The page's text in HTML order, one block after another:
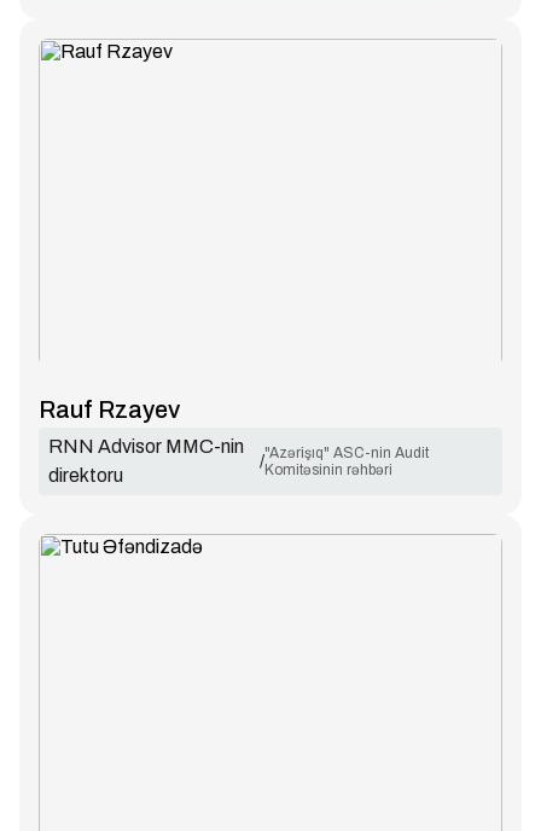
Rauf Rzayev
RNN Advisor MMC-nin
direktoru
/"Azərişıq" ASC-nin Audit
Komitəsinin rəhbəri